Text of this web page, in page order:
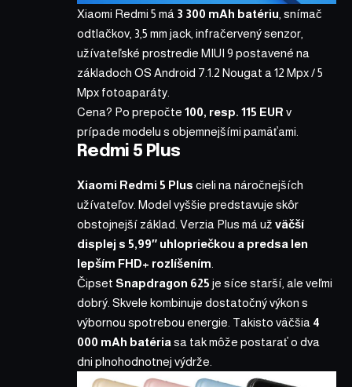
Xiaomi Redmi 5 má 3 300 mAh batériu , snímač
odtlačkov, 3,5 mm jack, infračervený senzor,
užívateľské prostredie MIUI 9 postavené na
základoch OS Android 7.1.2 Nougat a 12 Mpx / 5
Mpx fotoaparáty.
Cena? Po prepočte 100, resp. 115 EUR v
prípade modelu s objemnejšími pamäťami.
Redmi 5 Plus
Xiaomi Redmi 5 Plus cieli na náročnejších
užívateľov. Model vyššie predstavuje skôr
obstojnejší základ. Verzia Plus má už väčší
displej s 5,99″ uhlopriečkou a predsa len
lepším FHD+ rozlíšením
Čipset Snapdragon 625 je síce starší, ale veľmi
dobrý. Skvele kombinuje dostatočný výkon s
výbornou spotrebou energie. Takisto väčšia 4
000 mAh batéria sa tak môže postarať o dva
dni plnohodnotnej výdrže.